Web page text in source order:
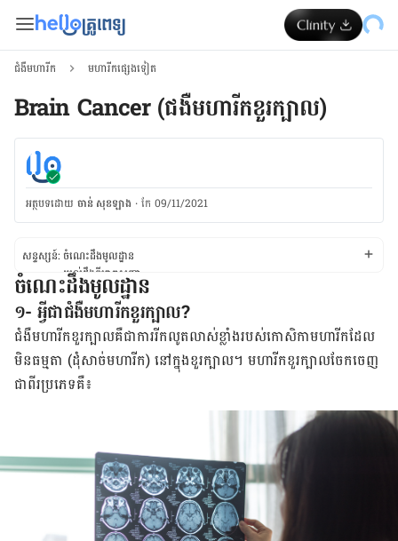
ជំងឺមហារីក មហារីកផ្សេងទៀត
Brain Cancer (ជងឺមហារីកខួរក្បាល)
អត្ថបទ​ដោយ ចាន់ សុខឡាង ·កែ 09/11/2021
សន្ទស្សន៍: ចំណេះដឹង​មូល​ដ្ឋាន
យល់ដឹង​ពី​រោគ​សញ្ញា
យល់ដឹង​ពី​មូល​ហេតុ
យល់ដឹង​ពី​កត្តា​ប្រឈម
យល់​ពី​រោគ​វិនិច្ឆ័យ និងការ​ព្យា​បាល
ការ​ផ្លាស់​ប្តូរ​របៀប​រស់​នៅ និងការ​ព្យា​បាល​នៅ​ផ្ទះ
ចំណេះដឹង​មូល​ដ្ឋាន
១- អ្វីជាជំងឺមហារីកខួរក្បាល?
ជំងឺ​មហារីក​ខួរ​ក្បាល​គឺ​ជា​ការ​រីក​លូត​លាស់​ខ្លាំង​របស់កោសិកា​មហារីក​ដែល​
មិន​ធម្មតា (ដុំ​សាច់​មហារីក) នៅ​ក្នុង​ខួរ​ក្បាល។ មហារីក​ខួរ​ក្បាល​​ចែក​ចេញ​
ជា​ពីរ​ប្រភេទគឺ៖